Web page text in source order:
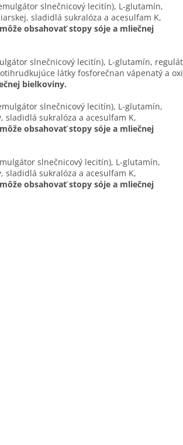
slnečnicový lecitín), L-glutamín,
sladidlá sukralóza a acesulfam K,
obsahovať stopy sóje a mliečnej
slnečnicový lecitín), L-glutamín,
látky fosforečnan vápenatý a
bielkoviny.
slnečnicový lecitín), L-glutamín,
sladidlá sukralóza a acesulfam K,
obsahovať stopy sóje a mliečnej
slnečnicový lecitín), L-glutamín,
sladidlá sukralóza a acesulfam K,
obsahovať stopy sóje a mliečnej